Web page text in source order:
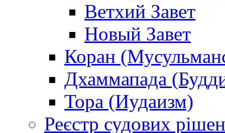
Ветхий Завет
Новый Завет
Коран
Дхаммапада
Тора (Иудаизм)
Реєстр судових